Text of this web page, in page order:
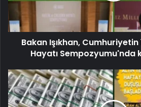
Bakan Işıkhan, Cumhuriyetin
Hayatı Sempozyumu'nda